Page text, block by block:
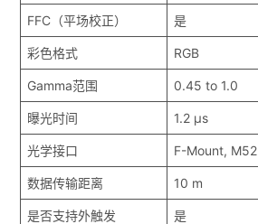
FFC（平场校正） 是
彩色格式 RGB
Gamma范围 0.45 to 1.0
曝光时间 1.2 μs
光学接口 F-Mount, M52
数据传输距离 10 m
是否支持外触发 是